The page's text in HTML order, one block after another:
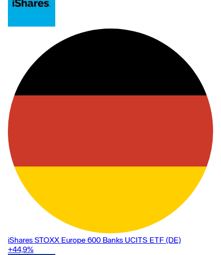
iShares STOXX Europe 600 Banks UCITS ETF (DE)
+44,9%